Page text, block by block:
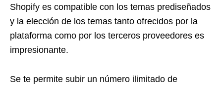
Shopify es compatible con los temas prediseñados
y la elección de los temas tanto ofrecidos por la
plataforma como por los terceros proveedores es
impresionante.
Se te permite subir un número ilimitado de